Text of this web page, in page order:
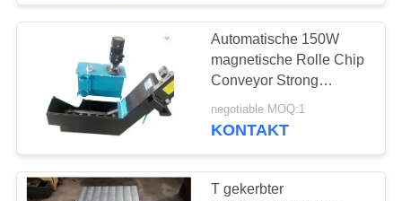
Granit-Messgeräte
16
Automatische 150W
magnetische Rolle Chip
Conveyor Strong
Magnetic Adsorption
negotiable MOQ:1
KONTAKT
T gekerbter